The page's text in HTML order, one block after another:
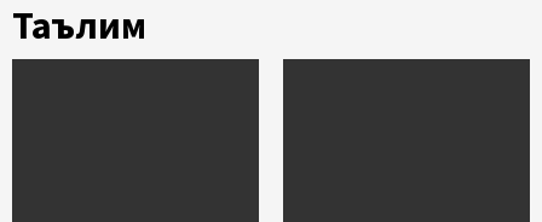
Таълим